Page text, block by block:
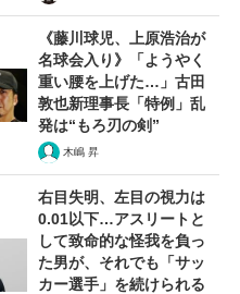
《藤川球児、上原浩治が
名球会入り》「ようやく
重い腰を上げた…」古田
敦也新理事長「特例」乱
発は“もろ刃の剣”
木嶋 昇
右目失明、左目の視力は
0.01以下…アスリートと
して致命的な怪我を負っ
た男が、それでも「サッ
カー選手」を続けられる